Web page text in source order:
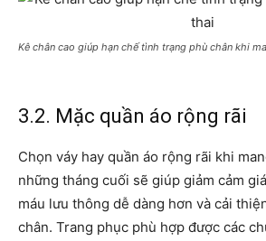
Kê chân cao giúp hạn chế tình trạng phù chân khi
3.2. Mặc quần áo rộng rãi
Chọn váy hay quần áo rộng rãi khi
những tháng cuối sẽ giúp giảm cảm
máu lưu thông dễ dàng hơn và cải
chân. Trang phục phù hợp được các